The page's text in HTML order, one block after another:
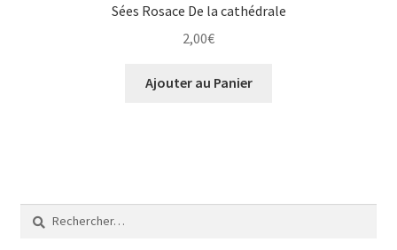
Sées Rosace De la cathédrale
2,00€
Ajouter au Panier
Rechercher :